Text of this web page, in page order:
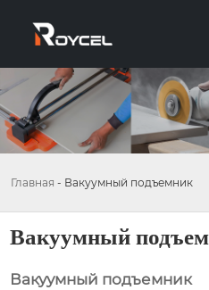
Главная - Вакуумный подъемник
Вакуумный
Вакуумный подъемник